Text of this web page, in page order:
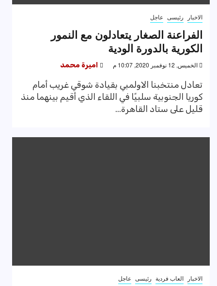
الاخبار رئيسى عاجل
الفراعنة الصغار يتعادلون مع النمور
الكورية بالدورة الودية
الخميس, 12 نوفمبر 2020, 10:07 م اميرة محمد
تعادل منتخبنا الاولمبي بقيادة شوقي غريب أمام
كوريا الجنوبية سلبيًا في اللقاء الذي أقيم بينهما منذ
قليل على ستاد القاهرة...
الاخبار العاب فردية رئيسى عاجل